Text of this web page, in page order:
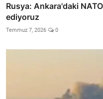
Rusya: Ankara'daki
ediyoruz
Temmuz 7, 2026 0